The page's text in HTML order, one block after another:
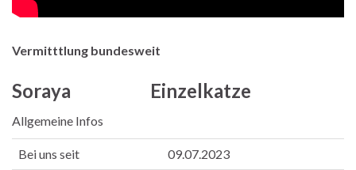
Vermitttlung bundesweit
Soraya Einzelkatze
Allgemeine Infos
Bei uns seit 09.07.2023